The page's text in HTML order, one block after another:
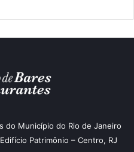
do Município do Rio de Janeiro
Patrimônio – Centro, RJ